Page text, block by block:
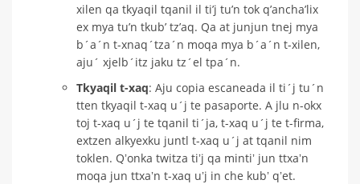
xilen qa tkyaqil tqanil il ti’j tu’n tok q’ancha’lix
ex mya tu’n tkub’ tz’aq. Qa at junjun tnej mya
b´a´n t-xnaq´tza´n moqa mya b´a´n t-xilen,
aju´ xjelb´itz jaku tz´el tpa´n.
Tkyaqil t-xaq: Aju copia escaneada il ti´j tu´n
tten tkyaqil t-xaq u´j te pasaporte. A jlu n-okx
toj t-xaq u´j te tqanil ti´ja, t-xaq u´j te t-firma,
extzen alkyexku juntl t-xaq u´j at tqanil nim
toklen. Qʼonka twitza tiʼj qa mintiʼ jun ttxaʼn
moqa jun ttxaʼn t-xaq uʼj in che kubʼ qʼet.